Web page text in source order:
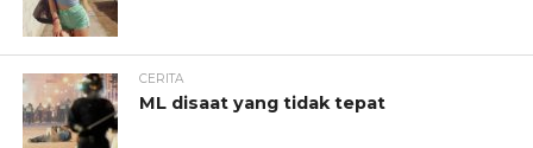
CERITA
ML disaat yang tidak tepat